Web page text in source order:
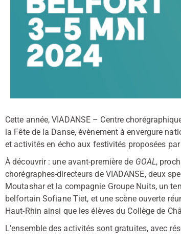
Cette année, VIADANSE – Centre
la Fête de la Danse, évènement à envergure
et activités en écho aux festivités proposées
À découvrir : une avant-première de GOAL,
chorégraphes-directeurs de VIADANSE, deux
Moutashar et la compagnie Groupe Nuits, un
belfortain Sofiane Tiet, et une scène ouverte
Haut-Rhin ainsi que les élèves du Collège de
L’ensemble des activités sont gratuites, avec